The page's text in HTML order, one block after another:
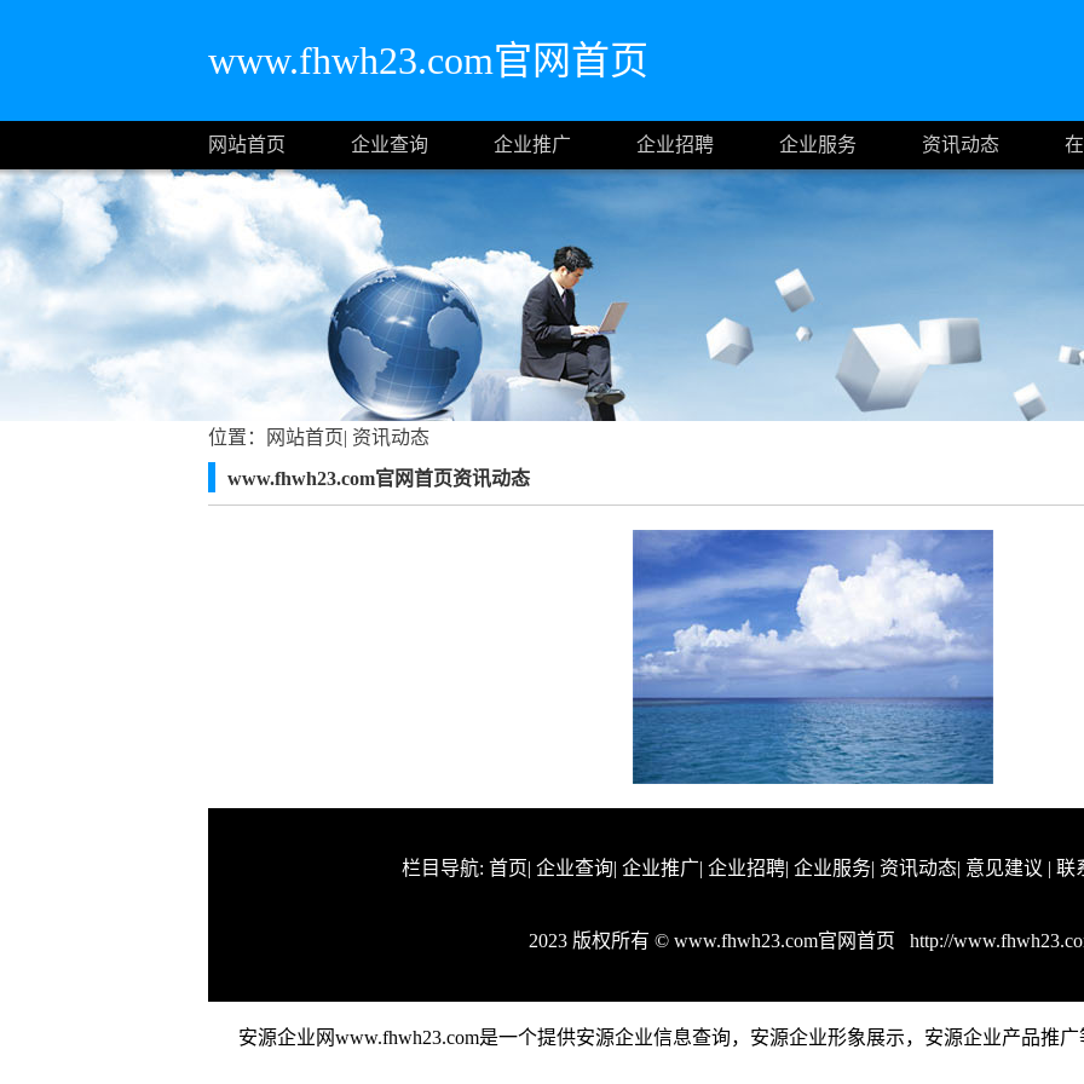
www.fhwh23.com官网首页
网站首页 企业查询 企业推广 企业招聘 企业服务 资讯动态
位置： 网站首页| 资讯动态
www.fhwh23.com官网首页资讯动态
栏目导航: 首页| 企业查询| 企业推广| 企业招聘| 企业服务| 资讯动态| 意见建议 | 联
2023 版权所有 © www.fhwh23.com官网首页 http://
安源企业网www.fhwh23.com是一个提供安源企业信息查询，安源企业形象展示，安源企业产品推